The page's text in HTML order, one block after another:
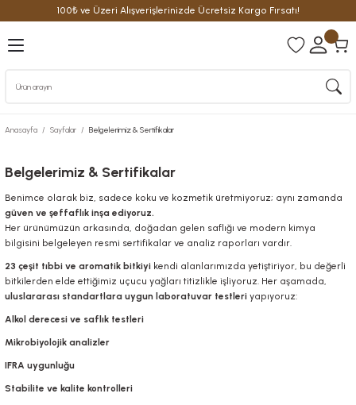
100₺ ve Üzeri Alışverişlerinizde Ücretsiz Kargo Fırsatı!
Geri Dön
Geri Dön
Geri Dön
Parfüm
Anasayfa Sayfalar Belgelerimiz & Sertifikalar
Belgelerimiz & Sertifikalar
Benimce olarak biz, sadece koku ve kozmetik üretmiyoruz; aynı zamanda
güven ve şeffaflık inşa ediyoruz.
Her ürünümüzün arkasında, doğadan gelen saflığı ve modern kimya
bilgisini belgeleyen resmi sertifikalar ve analiz raporları vardır.
23 çeşit tıbbi ve aromatik bitkiyi kendi alanlarımızda yetiştiriyor, bu değerli
bitkilerden elde ettiğimiz uçucu yağları titizlikle işliyoruz. Her aşamada,
uluslararası standartlara uygun laboratuvar testleri yapıyoruz:
Alkol derecesi ve saflık testleri
Mikrobiyolojik analizler
IFRA uygunluğu
Stabilite ve kalite kontrolleri